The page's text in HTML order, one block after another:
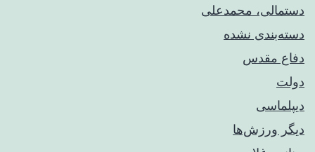
دستمالی، محمدعلی
دسته‌بندی نشده
دفاع مقدس
دولت
دیپلماسی
دیگر ورزش‌ها